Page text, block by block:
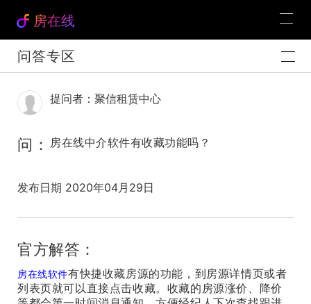
房在线
问答专区
提问者：聚信租赁中心
问： 房在线中介软件有收藏功能吗？
发布日期 2020年04月29日
官方解答：
房在线软件有快捷收藏房源的功能，到房源详情页或者
列表页就可以直接点击收藏。收藏的房源涨价、降价